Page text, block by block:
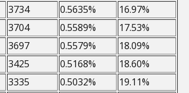
3734 0.5635%
16.97%
3704 0.5589%
17.53%
3697 0.5579%
18.09%
3425 0.5168%
18.60%
3335 0.5032%
19.11%